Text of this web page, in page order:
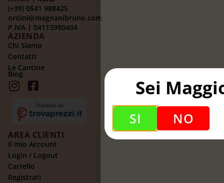
(+39) 0541 988425
ordini@magnanibruno.com
P.IVA | 04113990404
AZIENDA
Chi Siamo
Contatti
Le Cantine
Blog
AREA CLIENTI
Il mio Account
Login / Logout
Carrello
Registrati
Sei
SI NO